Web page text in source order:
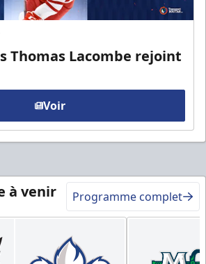
Thomas Lacombe rejoint
Voir
à venir Programme complet